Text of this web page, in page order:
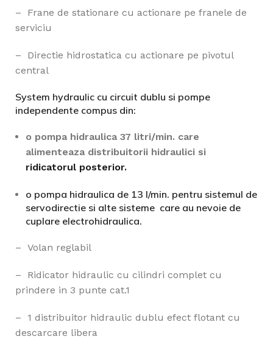
– Frane de stationare cu actionare pe franele de
serviciu
– Directie hidrostatica cu actionare pe pivotul
central
System hydraulic cu circuit dublu si pompe
independente compus din:
o pompa hidraulica 37 litri/min. care
alimenteaza distribuitorii hidraulici si
ridicatorul posterior.
o pompa hidraulica de 13 l/min. pentru sistemul de
servodirectie si alte sisteme care au nevoie de
cuplare electrohidraulica.
– Volan reglabil
– Ridicator hidraulic cu cilindri complet cu
prindere in 3 punte cat.1
– 1 distribuitor hidraulic dublu efect flotant cu
descarcare libera